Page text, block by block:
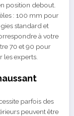
position debout.
: 100 mm pour
standard et
à votre
70 et 90 pour
les experts.
parfois des
peuvent être